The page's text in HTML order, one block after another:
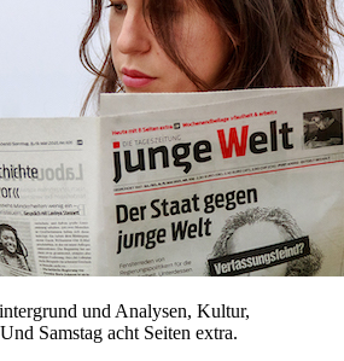
und Analysen, Kultur,
Samstag acht Seiten extra.